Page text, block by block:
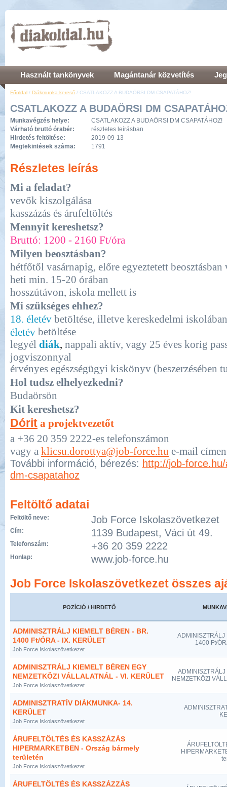
Használt tankönyvek Magántanár közvetítés
Főoldal / Diákmunka kereső / CSATLAKOZZ A BUDAÖRSI DM CSAPATÁHOZ!
CSATLAKOZZ A BUDAÖRSI DM
Munkavégzés helye:
CSATLAKOZZ A BUDAÖRSI DM CSAPATÁHOZ!
Várható bruttó órabér:
részletes leírásban
Hirdetés feltöltése:
2019-09-13
Megtekintések száma:
1791
Részletes leírás
Mi a feladat?
vevők kiszolgálása
kasszázás és árufeltöltés
Mennyit kereshetsz?
Bruttó: 1200 - 2160 Ft/óra
Milyen beosztásban?
hétfőtől vasárnapig, előre egyeztetett
heti min. 15-20 órában
hosszútávon, iskola mellett is
Mi szükséges ehhez?
18. életév betöltése, illetve kereskedelmi
életév betöltése
legyél diák, nappali aktív, vagy 25 éves korig
jogviszonnyal
érvényes egészségügyi kiskönyv (beszerzésében
Hol tudsz elhelyezkedni?
Budaörsön
Kit kereshetsz?
Dórit a projektvezetőt
a +36 20 359 2222-es telefonszámon
vagy a klicsu.dorottya@job-force.hu e-mail címen
További információ, bérezés: http://job-
dm-csapatahoz
Feltöltő adatai
Feltöltő neve: Job Force Iskolaszövetkezet
Cím: 1139 Budapest, Váci út 49.
Telefonszám: +36 20 359 2222
Honlap: www.job-force.hu
Job Force Iskolaszövetkezet összes
POZÍCIÓ / HIRDETŐ
ADMINISZTRÁLJ KIEMELT BÉREN - BR.
1400 Ft/ÓRA - IX. KERÜLET
Job Force Iskolaszövetkezet
ADMINISZTRÁLJ
1400 Ft/
ADMINISZTRÁLJ KIEMELT BÉREN EGY
NEMZETKÖZI VÁLLALATNÁL - VI. KERÜLET
Job Force Iskolaszövetkezet
NEMZETKÖZI
ADMINISZTRATÍV DIÁKMUNKA- 14.
KERÜLET
Job Force Iskolaszövetkezet
ÁRUFELTÖLTÉS ÉS KASSZÁZÁS
HIPERMARKETBEN - Ország bármely
területén
Job Force Iskolaszövetkezet
ÁRUFELTÖLTÉS ÉS KASSZÁZZÁS